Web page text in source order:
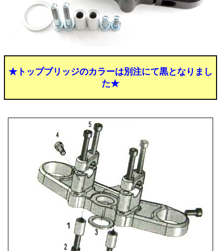
★トップブリッジのカラーは別注にて黒となりまし
た★